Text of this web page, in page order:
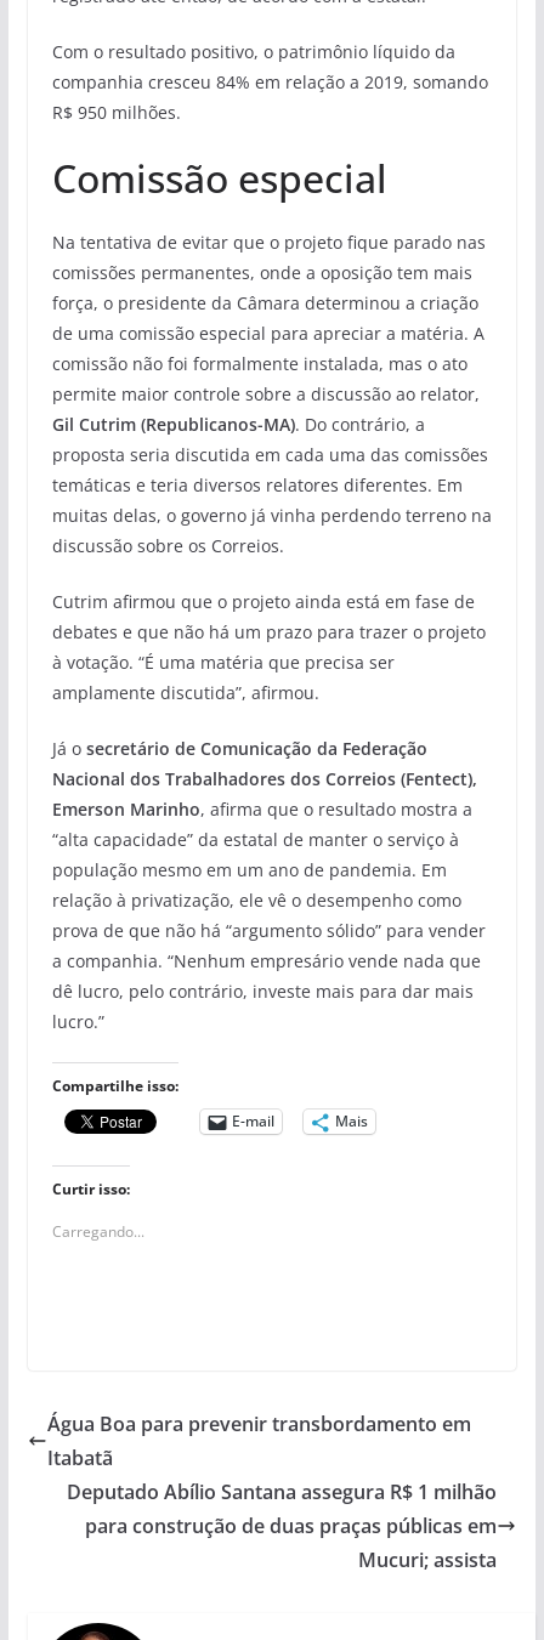
Com o resultado positivo, o patrimônio líquido da
companhia cresceu 84% em relação a 2019, somando
R$ 950 milhões.
Comissão especial
Na tentativa de evitar que o projeto fique parado nas
comissões permanentes, onde a oposição tem mais
força, o presidente da Câmara determinou a criação
de uma comissão especial para apreciar a matéria. A
comissão não foi formalmente instalada, mas o ato
permite maior controle sobre a discussão ao relator,
Gil Cutrim (Republicanos-MA). Do contrário, a
proposta seria discutida em cada uma das comissões
temáticas e teria diversos relatores diferentes. Em
muitas delas, o governo já vinha perdendo terreno na
discussão sobre os Correios.
Cutrim afirmou que o projeto ainda está em fase de
debates e que não há um prazo para trazer o projeto
à votação. “É uma matéria que precisa ser
amplamente discutida”, afirmou.
Já o secretário de Comunicação da Federação
Nacional dos Trabalhadores dos Correios (Fentect),
Emerson Marinho, afirma que o resultado mostra a
“alta capacidade” da estatal de manter o serviço à
população mesmo em um ano de pandemia. Em
relação à privatização, ele vê o desempenho como
prova de que não há “argumento sólido” para vender
a companhia. “Nenhum empresário vende nada que
dê lucro, pelo contrário, investe mais para dar mais
lucro.”
Compartilhe isso:
E-mail
Mais
Curtir isso:
Carregando...
Água Boa para prevenir transbordamento em
Itabatã
Deputado Abílio Santana assegura R$ 1 milhão
para construção de duas praças públicas em
Mucuri; assista